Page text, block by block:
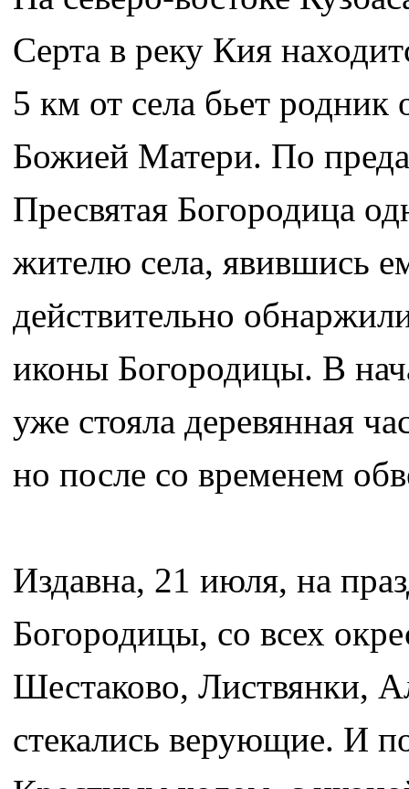
Серта в реку Кия
5 км от села бьет
Божией Матери. По
Пресвятая Богородица
жителю села, явившись
действительно
иконы Богородицы. В
уже стояла деревянная
но после со временем
Издавна, 21 июля, на
Богородицы, со всех
Шестаково, Листвянки,
стекались верующие. И